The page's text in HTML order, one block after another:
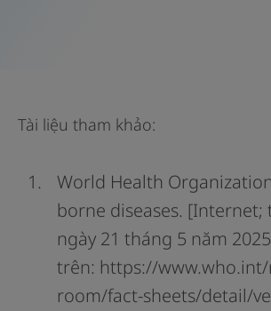
Tài liệu tham khảo:
World Health
borne diseases. [Internet;
ngày 21 tháng 5 năm
trên: https://www.who.int/
room/fact-sheets/detail/